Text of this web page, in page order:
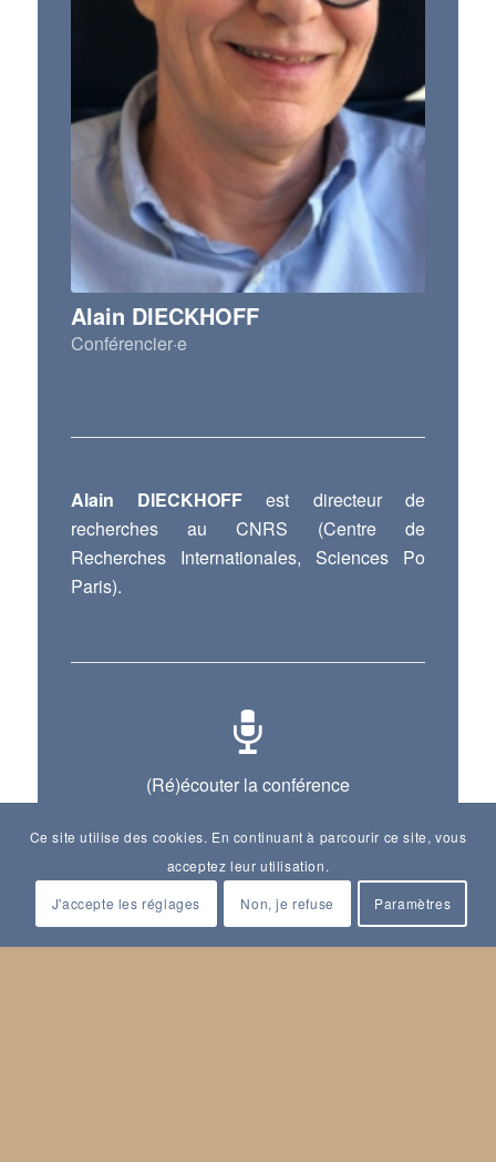
Alain DIECKHOFF
Conférencier·e
Alain DIECKHOFF est directeur de
recherches au CNRS (Centre de
Recherches Internationales, Sciences Po
Paris).
(Ré)écouter la conférence
Ce site utilise des cookies. En continuant à parcourir ce site, vous
acceptez leur utilisation.
J'accepte les réglages Non, je refuse Paramètres